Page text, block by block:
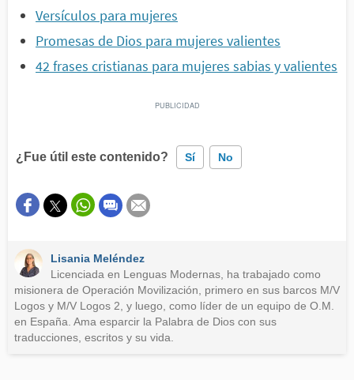
Versículos para mujeres
Promesas de Dios para mujeres valientes
42 frases cristianas para mujeres sabias y valientes
¿Fue útil este contenido? Sí No
Este contenido contiene información incorrecta
Otro
Lisania Meléndez
Licenciada en Lenguas Modernas, ha trabajado como
misionera de Operación Movilización, primero en sus barcos M/V
Logos y M/V Logos 2, y luego, como líder de un equipo de O.M.
en España. Ama esparcir la Palabra de Dios con sus
traducciones, escritos y su vida.